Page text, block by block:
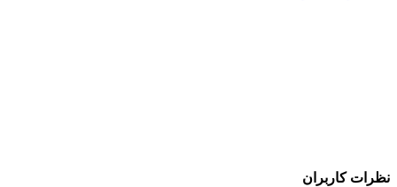
نظرات کاربران